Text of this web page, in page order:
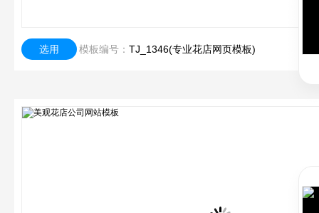
选用 模板编号： TJ_1346(专业花店网页模板)